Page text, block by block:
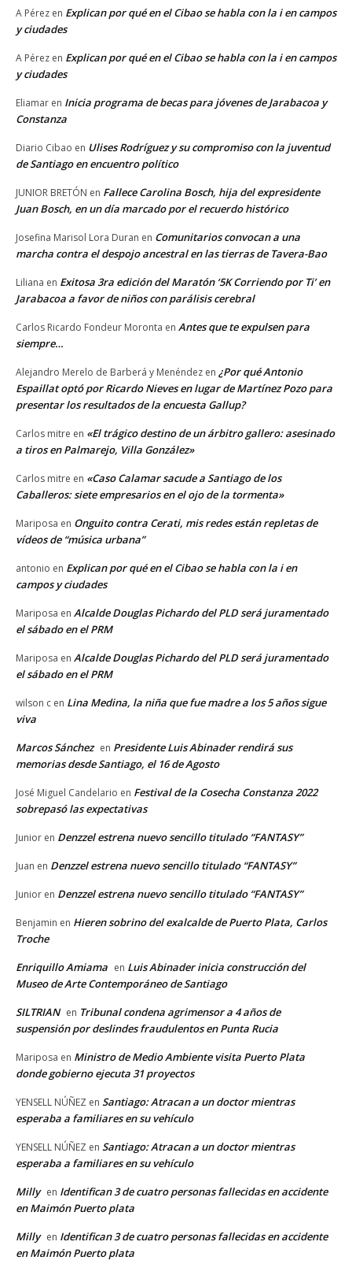
A Pérez en Explican por qué en el Cibao se habla con la i en campos
y ciudades
A Pérez en Explican por qué en el Cibao se habla con la i en campos
y ciudades
Eliamar en Inicia programa de becas para jóvenes de Jarabacoa y
Constanza
Diario Cibao en Ulises Rodríguez y su compromiso con la juventud
de Santiago en encuentro político
JUNIOR BRETÓN en Fallece Carolina Bosch, hija del expresidente
Juan Bosch, en un día marcado por el recuerdo histórico
Josefina Marisol Lora Duran en Comunitarios convocan a una
marcha contra el despojo ancestral en las tierras de Tavera-Bao
Liliana en Exitosa 3ra edición del Maratón ‘5K Corriendo por Ti’ en
Jarabacoa a favor de niños con parálisis cerebral
Carlos Ricardo Fondeur Moronta en Antes que te expulsen para
siempre…
Alejandro Merelo de Barberá y Menéndez en ¿Por qué Antonio
Espaillat optó por Ricardo Nieves en lugar de Martínez Pozo para
presentar los resultados de la encuesta Gallup?
Carlos mitre en «El trágico destino de un árbitro gallero: asesinado
a tiros en Palmarejo, Villa González»
Carlos mitre en «Caso Calamar sacude a Santiago de los
Caballeros: siete empresarios en el ojo de la tormenta»
Mariposa en Onguito contra Cerati, mis redes están repletas de
vídeos de “música urbana”
antonio en Explican por qué en el Cibao se habla con la i en
campos y ciudades
Mariposa en Alcalde Douglas Pichardo del PLD será juramentado
el sábado en el PRM
Mariposa en Alcalde Douglas Pichardo del PLD será juramentado
el sábado en el PRM
wilson c en Lina Medina, la niña que fue madre a los 5 años sigue
viva
Marcos Sánchez en Presidente Luis Abinader rendirá sus
memorias desde Santiago, el 16 de Agosto
José Miguel Candelario en Festival de la Cosecha Constanza 2022
sobrepasó las expectativas
Junior en Denzzel estrena nuevo sencillo titulado “FANTASY”
Juan en Denzzel estrena nuevo sencillo titulado “FANTASY”
Junior en Denzzel estrena nuevo sencillo titulado “FANTASY”
Benjamin en Hieren sobrino del exalcalde de Puerto Plata, Carlos
Troche
Enriquillo Amiama en Luis Abinader inicia construcción del
Museo de Arte Contemporáneo de Santiago
SILTRIAN en Tribunal condena agrimensor a 4 años de
suspensión por deslindes fraudulentos en Punta Rucia
Mariposa en Ministro de Medio Ambiente visita Puerto Plata
donde gobierno ejecuta 31 proyectos
YENSELL NÚÑEZ en Santiago: Atracan a un doctor mientras
esperaba a familiares en su vehículo
YENSELL NÚÑEZ en Santiago: Atracan a un doctor mientras
esperaba a familiares en su vehículo
Milly en Identifican 3 de cuatro personas fallecidas en accidente
en Maimón Puerto plata
Milly en Identifican 3 de cuatro personas fallecidas en accidente
en Maimón Puerto plata